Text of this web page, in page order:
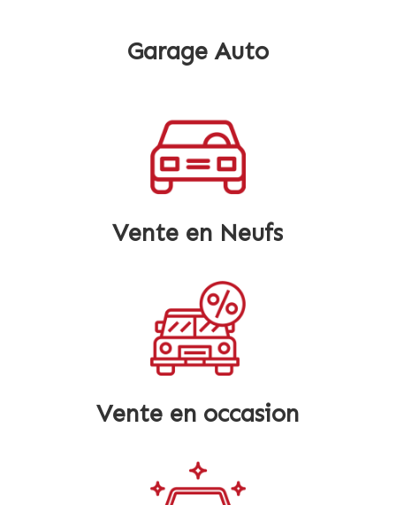
Garage Auto
Vente en Neufs
Vente en occasion